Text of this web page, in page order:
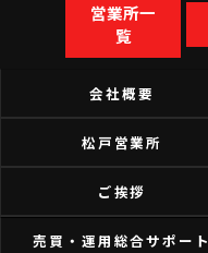
営業所一
覧
会社概要
松戸営業所
ご挨拶
売買・運用総合サポート